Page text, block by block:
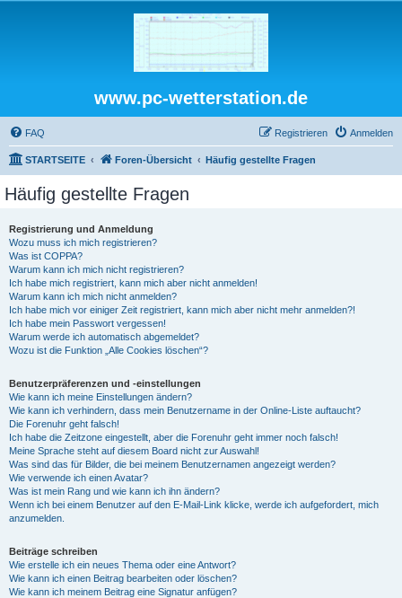
www.pc-wetterstation.de
FAQ Anmelden
Registrieren
STARTSEITE Foren-Übersicht Häufig gestellte Fragen
Häufig gestellte Fragen
Registrierung und Anmeldung
Wozu muss ich mich registrieren?
Was ist COPPA?
Warum kann ich mich nicht registrieren?
Ich habe mich registriert, kann mich aber nicht anmelden!
Warum kann ich mich nicht anmelden?
Ich habe mich vor einiger Zeit registriert, kann mich aber nicht mehr anmelden?!
Ich habe mein Passwort vergessen!
Warum werde ich automatisch abgemeldet?
Wozu ist die Funktion „Alle Cookies löschen“?
Benutzerpräferenzen und -einstellungen
Wie kann ich meine Einstellungen ändern?
Wie kann ich verhindern, dass mein Benutzername in der Online-Liste auftaucht?
Die Forenuhr geht falsch!
Ich habe die Zeitzone eingestellt, aber die Forenuhr geht immer noch falsch!
Meine Sprache steht auf diesem Board nicht zur Auswahl!
Was sind das für Bilder, die bei meinem Benutzernamen angezeigt werden?
Wie verwende ich einen Avatar?
Was ist mein Rang und wie kann ich ihn ändern?
Wenn ich bei einem Benutzer auf den E-Mail-Link klicke, werde ich aufgefordert, mich
anzumelden.
Beiträge schreiben
Wie erstelle ich ein neues Thema oder eine Antwort?
Wie kann ich einen Beitrag bearbeiten oder löschen?
Wie kann ich meinem Beitrag eine Signatur anfügen?